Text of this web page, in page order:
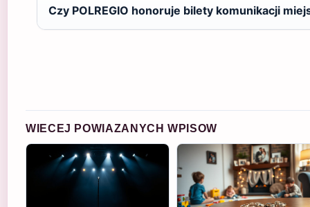
Czy POLREGIO honoruje bilety komunikacji
WIECEJ POWIAZANYCH WPISOW